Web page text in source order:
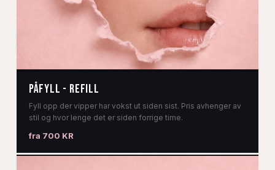
Påfyll - Refill
Fyll opp der vipper har vokst ut siden sist. Pris avhenger av
stil og hvor lenge det er siden forrige time.
fra 700 KR